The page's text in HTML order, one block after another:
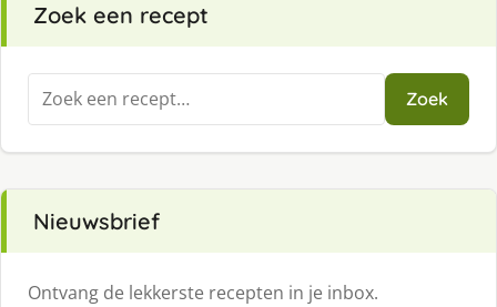
Zoek een recept
Zoeken
naar:
Zoek
Nieuwsbrief
Ontvang de lekkerste recepten in je inbox.